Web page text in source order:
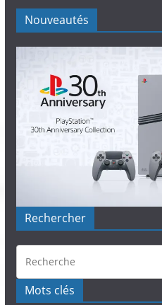
Nouveautés
Rechercher
Mots clés